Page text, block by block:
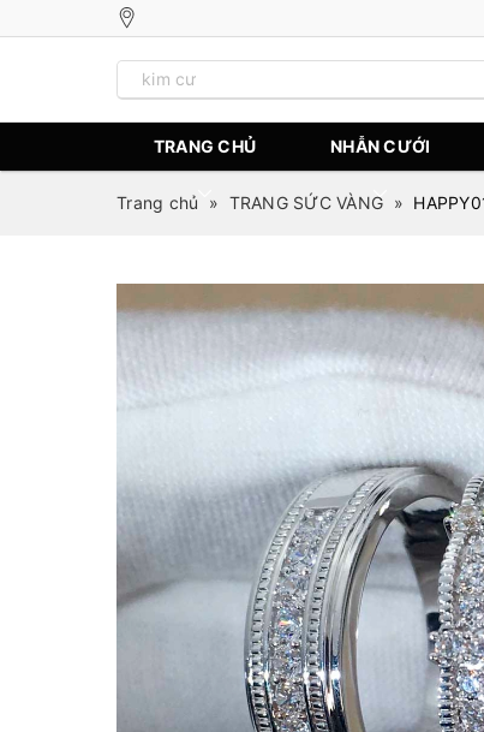
TRANG CHỦ NHẪN CƯỚI
Trang chủ » TRANG SỨC VÀNG »